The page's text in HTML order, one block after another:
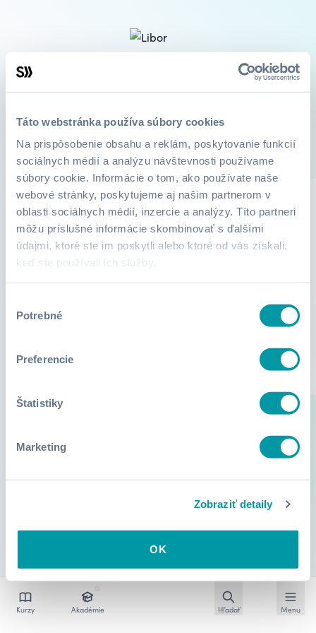
Táto webstránka používa súbory cookies
Na prispôsobenie obsahu a reklám, poskytovanie funkcií
sociálnych médií a analýzu návštevnosti používame
súbory cookie. Informácie o tom, ako používate naše
webové stránky, poskytujeme aj našim partnerom v
oblasti sociálnych médií, inzercie a analýzy. Títo partneri
môžu príslušné informácie skombinovať s ďalšími
údajmi, ktoré ste im poskytli alebo ktoré od vás získali,
keď ste používali ich služby.
súhlasu
Potrebné
Preferencie
Štatistiky
Marketing
Zobraziť detaily
OK
Libor Toporcer
Kurzy1 O mne
Lektor zatiaľ nepridali žiadne informácie.
Kurzy Akadémie Hľadať Menu